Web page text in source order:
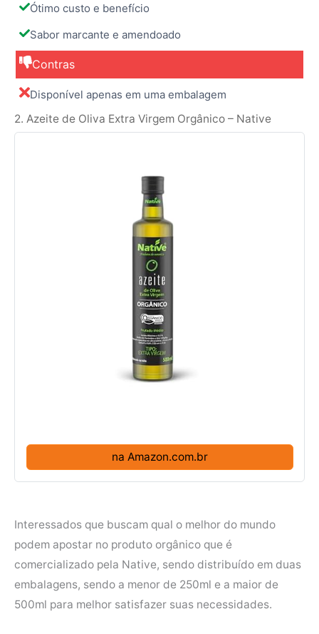
Ótimo custo e benefício
Sabor marcante e amendoado
Contras
Disponível apenas em uma embalagem
2. Azeite de Oliva Extra Virgem Orgânico – Native
na Amazon.com.br
Interessados que buscam qual o melhor do mundo
podem apostar no produto orgânico que é
comercializado pela Native, sendo distribuído em duas
embalagens, sendo a menor de 250ml e a maior de
500ml para melhor satisfazer suas necessidades.